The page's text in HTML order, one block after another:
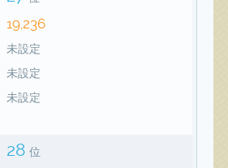
19,236
未設定
未設定
未設定
28 位